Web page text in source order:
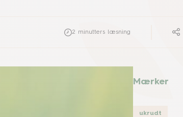
2 minutters læsning
Mærker
ukrudt